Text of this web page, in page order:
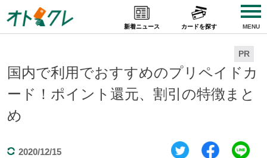
to
content
新着ニュース カードを探す MENU
PR
国内で利用でおすすめのプリペイドカ
ード！ポイント還元、割引の特徴まと
め
2020/12/15